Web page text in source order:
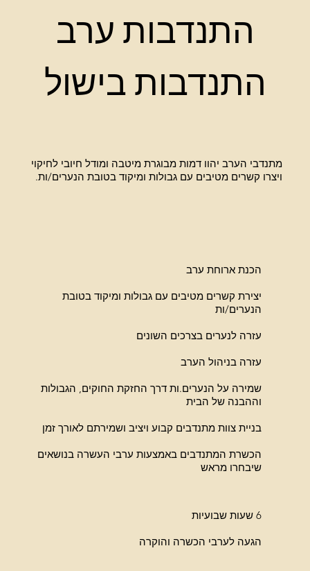
התנדבות ערב
התנדבות בישול
הכנת ארוחת ערב
יצירת קשרים מטיבים עם גבולות ומיקוד בטובת
הנערים/ות
עזרה לנערים בצרכים השונים
עזרה בניהול הערב
שמירה על הנערים.ות דרך החזקת החוקים, הגבולות
וההבנה של הבית
בניית צוות מתנדבים קבוע ויציב ושמירתם לאורך זמן
הכשרת המתנדבים באמצעות ערבי העשרה בנושאים
שיבחרו מראש
6 שעות שבועיות
הגעה לערבי הכשרה והוקרה
מתנדבי הערב יהוו דמות מבוגרת מיטבה ומודל חיובי לחיקוי
ויצרו קשרים מטיבים עם גבולות ומיקוד בטובת הנערים/ות.